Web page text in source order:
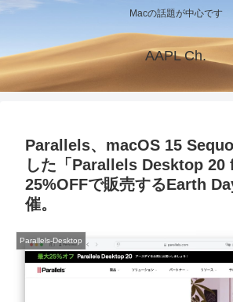
Macの話題が中心です
AAPL Ch.
Parallels、macOS 15
した「Parallels Desktop 20
25%OFFで販売するEarth
催。
Parallels-Desktop